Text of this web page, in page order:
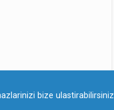
bize ulastirabilirsiniz.